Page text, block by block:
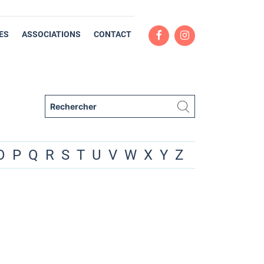
ASSOCIATIONS CONTACT
P Q R S T U V W X Y Z